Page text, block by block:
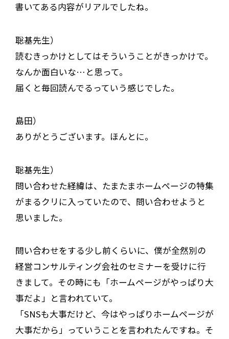
書いてある内容がリアルでしたね。
聡基先生）
読むきっかけとしてはそういうことがきっかけで。
なんか面白いな…と思って。
届くと毎回読んでるっていう感じでした。
島田）
ありがとうございます。ほんとに。
聡基先生）
問い合わせた経緯は、たまたまホームページの特集
がまるクリに入っていたので、問い合わせようと
思いました。
問い合わせをする少し前くらいに、僕が全然別の
経営コンサルティング会社のセミナーを受けに行
きまして。その時にも「ホームページがやっぱり大
事だよ」と言われていて。
「SNSも大事だけど、今はやっぱりホームページが
大事だから」っていうことを言われたんですね。そ